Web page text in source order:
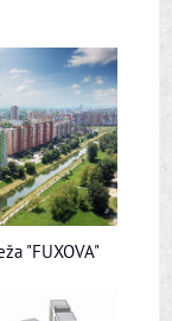
"FUXOVA"